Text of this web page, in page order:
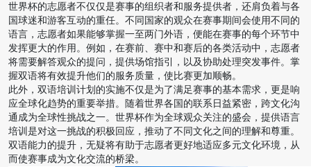
世界杯的志愿者不仅仅是赛事的组织者和服务提供者，还肩负着与各
国球迷和游客互动的重任。不同国家的观众在赛事期间会使用不同的
语言，志愿者如果能够掌握一至两门外语，便能在赛事的每个环节中
发挥更大的作用。例如，在赛前、赛中和赛后的各类活动中，志愿者
将需要解答观众的提问，提供场馆指引，以及协助处理突发事件。掌
握双语将有效提升他们的服务质量，使比赛更加顺畅。
此外，双语培训计划的实施不仅是为了满足赛事的基本需求，更是响
应全球化趋势的重要举措。随着世界各国的联系日益紧密，跨文化沟
通成为全球性挑战之一。世界杯作为全球观众关注的盛会，提供语言
培训是对这一挑战的积极回应，推动了不同文化之间的理解和尊重。
双语能力的提升，无疑将有助于志愿者更好地适应多元文化环境，从
而使赛事成为文化交流的桥梁。